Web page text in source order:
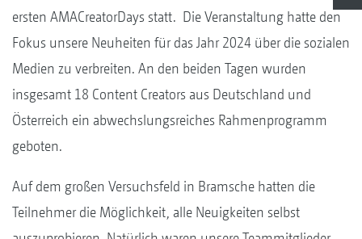
ersten AMACreatorDays statt. Die Veranstaltung hatte den
Fokus unsere Neuheiten für das Jahr 2024 über die sozialen
Medien zu verbreiten. An den beiden Tagen wurden
insgesamt 18 Content Creators aus Deutschland und
Österreich ein abwechslungsreiches Rahmenprogramm
geboten.
Auf dem großen Versuchsfeld in Bramsche hatten die
Teilnehmer die Möglichkeit, alle Neuigkeiten selbst